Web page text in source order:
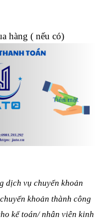
hàng ( nếu có)
dịch vụ chuyển khoản
khoản thành công
kế toán/ nhân viên kinh